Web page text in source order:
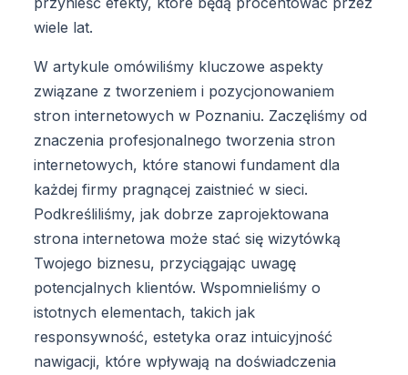
wiele lat.
W artykule omówiliśmy kluczowe aspekty
związane z tworzeniem i pozycjonowaniem
stron internetowych w Poznaniu. Zaczęliśmy od
znaczenia profesjonalnego tworzenia stron
internetowych, które stanowi fundament dla
każdej firmy pragnącej zaistnieć w sieci.
Podkreśliliśmy, jak dobrze zaprojektowana
strona internetowa może stać się wizytówką
Twojego biznesu, przyciągając uwagę
potencjalnych klientów. Wspomnieliśmy o
istotnych elementach, takich jak
responsywność, estetyka oraz intuicyjność
nawigacji, które wpływają na doświadczenia